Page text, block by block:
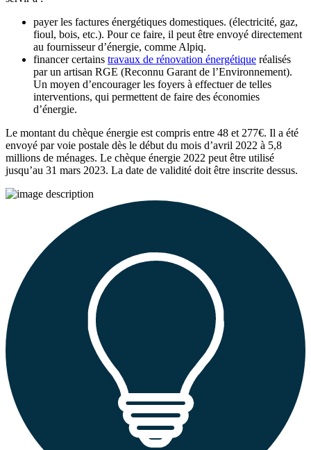
payer les factures énergétiques domestiques. (électricité, gaz,
fioul, bois, etc.). Pour ce faire, il peut être envoyé directement
au fournisseur d’énergie, comme Alpiq.
financer certains travaux de rénovation énergétique réalisés
par un artisan RGE (Reconnu Garant de l’Environnement).
Un moyen d’encourager les foyers à effectuer de telles
interventions, qui permettent de faire des économies
d’énergie.
Le montant du chèque énergie est compris entre 48 et 277€. Il a été
envoyé par voie postale dès le début du mois d’avril 2022 à 5,8
millions de ménages. Le chèque énergie 2022 peut être utilisé
jusqu’au 31 mars 2023. La date de validité doit être inscrite dessus.